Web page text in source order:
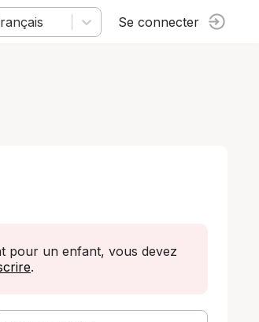
Se connecter
pour un enfant, vous devez
.